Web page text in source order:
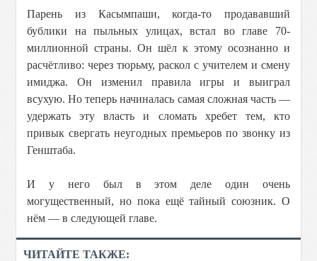
Парень из Касымпаши, когда-то продававший
бублики на пыльных улицах, встал во главе 70-
миллионной страны. Он шёл к этому осознанно и
расчётливо: через тюрьму, раскол с учителем и смену
имиджа. Он изменил правила игры и выиграл
всухую. Но теперь начиналась самая сложная часть —
удержать эту власть и сломать хребет тем, кто
привык свергать неугодных премьеров по звонку из
Генштаба.
И у него был в этом деле один очень
могущественный, но пока ещё тайный союзник. О
нём — в следующей главе.
ЧИТАЙТЕ ТАКЖЕ: